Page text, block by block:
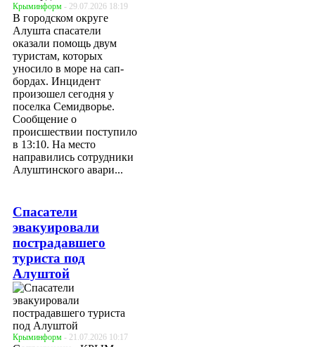
Крыминформ - 29.07.2026 18:19
В городском округе
Алушта спасатели
оказали помощь двум
туристам, которых
уносило в море на сап-
бордах. Инцидент
произошел сегодня у
поселка Семидворье.
Сообщение о
происшествии поступило
в 13:10. На место
направились сотрудники
Алуштинского авари...
Спасатели
эвакуировали
пострадавшего
туриста под
Алуштой
Крыминформ - 21.07.2026 10:17